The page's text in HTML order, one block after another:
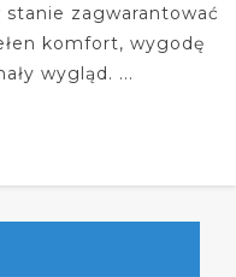
zagwarantować
komfort, wygodę
wygląd. ...